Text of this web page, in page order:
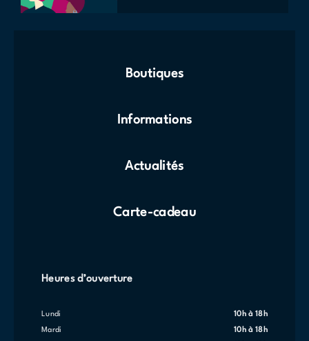
Boutiques
Informations
Actualités
Carte-cadeau
Heures d’ouverture
lundi 10h à 18h
mardi 10h à 18h